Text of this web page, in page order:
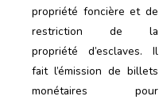
propriété foncière et de
restriction de la
propriété d’esclaves. Il
fait l’émission de billets
monétaires pour